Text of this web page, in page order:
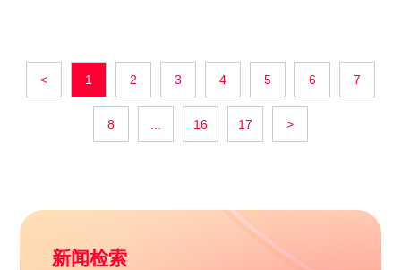
< 1 2 3 4 5 6 7
8 16 17 >
新闻检索